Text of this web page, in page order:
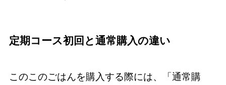
定期コース初回と通常購入の違い
このこのごはんを購入する際には、「通常購